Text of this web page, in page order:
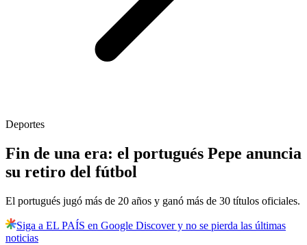
Deportes
Fin de una era: el portugués Pepe anuncia
su retiro del fútbol
El portugués jugó más de 20 años y ganó más de 30 títulos oficiales.
Siga a EL PAÍS en Google Discover y no se pierda las últimas
noticias